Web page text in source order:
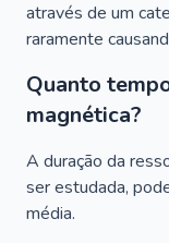
através de um
raramente
Quanto
magnética?
A duração da
ser estudada,
média.